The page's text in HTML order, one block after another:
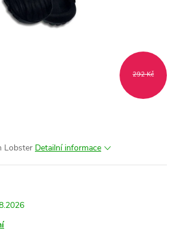
292 Kč
Lobster Detailní informace